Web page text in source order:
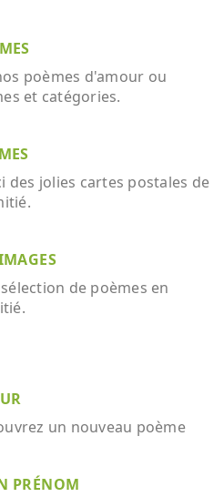
poèmes d'amour ou
et catégories.
des jolies cartes postales de
de poèmes en
un nouveau poème
PRÉNOM